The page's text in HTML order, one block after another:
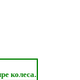
колеса.